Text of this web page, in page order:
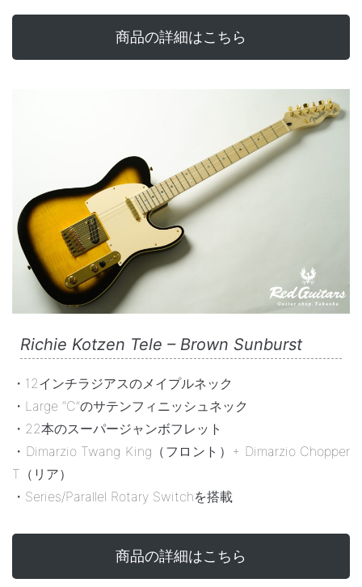
商品の詳細はこちら
Richie Kotzen Tele – Brown Sunburst
・12インチラジアスのメイプルネック
・Large “C”のサテンフィニッシュネック
・22本のスーパージャンボフレット
・Dimarzio Twang King（フロント）+ Dimarzio Chopper
T（リア）
・Series/Parallel Rotary Switchを搭載
商品の詳細はこちら